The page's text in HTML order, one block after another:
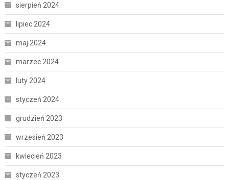
sierpień 2024
lipiec 2024
maj 2024
marzec 2024
luty 2024
styczeń 2024
grudzień 2023
wrzesień 2023
kwiecień 2023
styczeń 2023